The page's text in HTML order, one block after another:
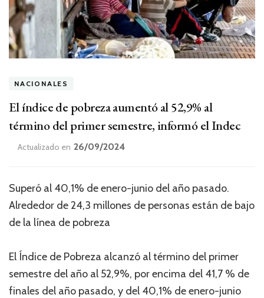
NACIONALES
El índice de pobreza aumentó al 52,9% al
término del primer semestre, informó el Indec
Actualizado en 26/09/2024
Superó al 40,1% de enero-junio del año pasado.
Alrededor de 24,3 millones de personas están de bajo
de la línea de pobreza
El Índice de Pobreza alcanzó al término del primer
semestre del año al 52,9%, por encima del 41,7 % de
finales del año pasado, y del 40,1% de enero-junio